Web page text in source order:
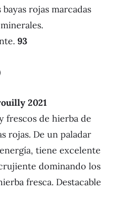
rojas marcadas
93
2021
frescos de hierba de
rojas. De un paladar
tiene excelente
dominando los
fresca. Destacable